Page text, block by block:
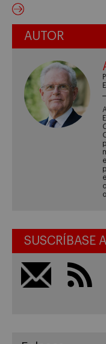
AUTOR
SUSCRÍBASE